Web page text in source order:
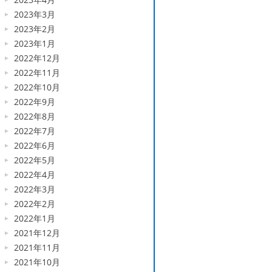
2023年3月
2023年2月
2023年1月
2022年12月
2022年11月
2022年10月
2022年9月
2022年8月
2022年7月
2022年6月
2022年5月
2022年4月
2022年3月
2022年2月
2022年1月
2021年12月
2021年11月
2021年10月